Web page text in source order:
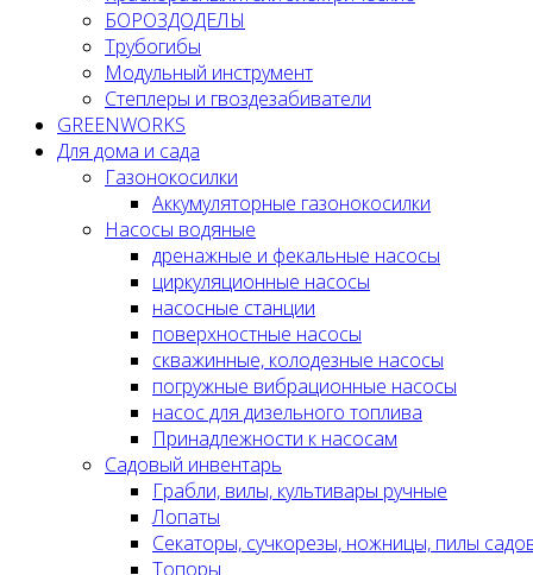
БОРОЗДОДЕЛЫ
Трубогибы
Модульный инструмент
Степлеры и гвоздезабиватели
GREENWORKS
Для дома и сада
Газонокосилки
Аккумуляторные газонокосилки
Насосы водяные
дренажные и фекальные насосы
циркуляционные насосы
насосные станции
поверхностные насосы
скважинные, колодезные насосы
погружные вибрационные насосы
насос для дизельного топлива
Принадлежности к насосам
Садовый инвентарь
Грабли, вилы, культивары ручные
Лопаты
Секаторы, сучкорезы, ножницы, пилы
Топоры